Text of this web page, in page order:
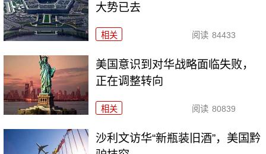
大势已去
相关 阅读 84433
美国意识到对华战略面临失败，
正在调整转向
相关 阅读 80839
沙利文访华“新瓶装旧酒”，美国黔